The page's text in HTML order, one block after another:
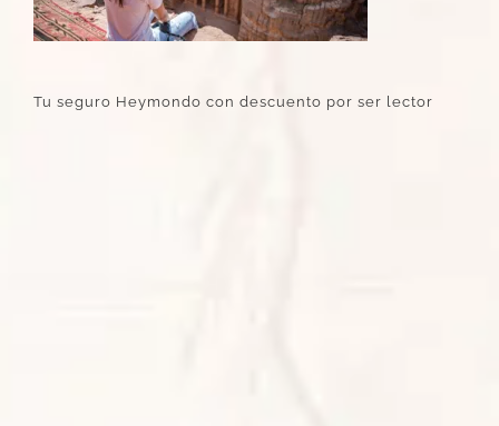
Tu seguro Heymondo con descuento por ser lector